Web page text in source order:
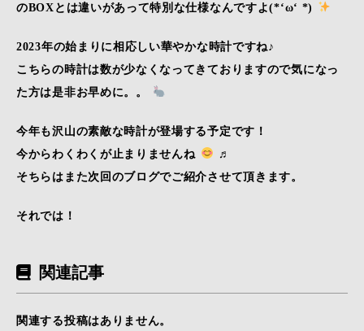
のBOXとは違いがあって特別な仕様なんですよ(*‘ω‘ *)
2023年の始まりに相応しい華やかな時計ですね♪
こちらの時計は数が少なくなってきておりますので気になっ
た方は是非お早めに。。
今年も沢山の素敵な時計が登場する予定です！
今からわくわくが止まりませんね
♬
そちらはまた次回のブログでご紹介させて頂きます。
それでは！
関連記事
関連する投稿はありません。